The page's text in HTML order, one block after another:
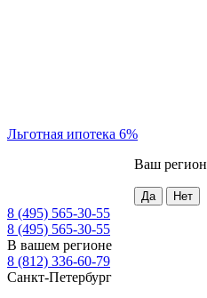
Льготная ипотека 6%
Ваш регион
8 (495) 565-30-55
8 (495) 565-30-55
В вашем регионе
8 (812) 336-60-79
Санкт-Петербург